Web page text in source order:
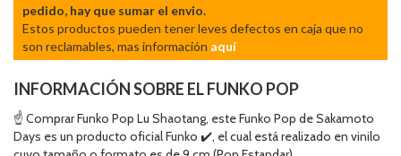
pedido, hay que sumar el envio.
Estos productos pueden tener leves defectos en caja que no
son reclamables, mas información aquí
INFORMACIÓN SOBRE EL FUNKO POP
☝ Comprar Funko Pop Lu Shaotang, este Funko Pop de Sakamoto
Days es un producto oficial Funko ✔️, el cual está realizado en vinilo